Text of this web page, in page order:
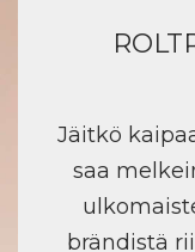
Jäitkö
saa
brändistä